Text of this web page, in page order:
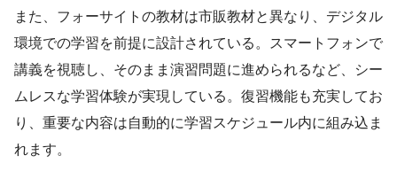
また、フォーサイトの教材は市販教材と異なり、デジタル
環境での学習を前提に設計されている。スマートフォンで
講義を視聴し、そのまま演習問題に進められるなど、シー
ムレスな学習体験が実現している。復習機能も充実してお
り、重要な内容は自動的に学習スケジュール内に組み込ま
れます。